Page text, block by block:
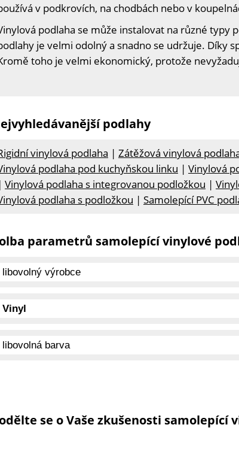
v podkrovích, na chodbách nebo v
podlaha se může instalovat na různé
je velmi odolný a snadno se udržuje. Díky
toho je velmi ekonomický, protože
podlahy
vinylová podlaha | Zátěžová vinylová
podlaha pod kuchyňskou linku | Vinylová
| Vinylová podlaha s integrovanou podložkou |
podlaha s podložkou | Samolepící PVC
parametrů samolepící vinylové
se o Vaše zkušenosti samolepící